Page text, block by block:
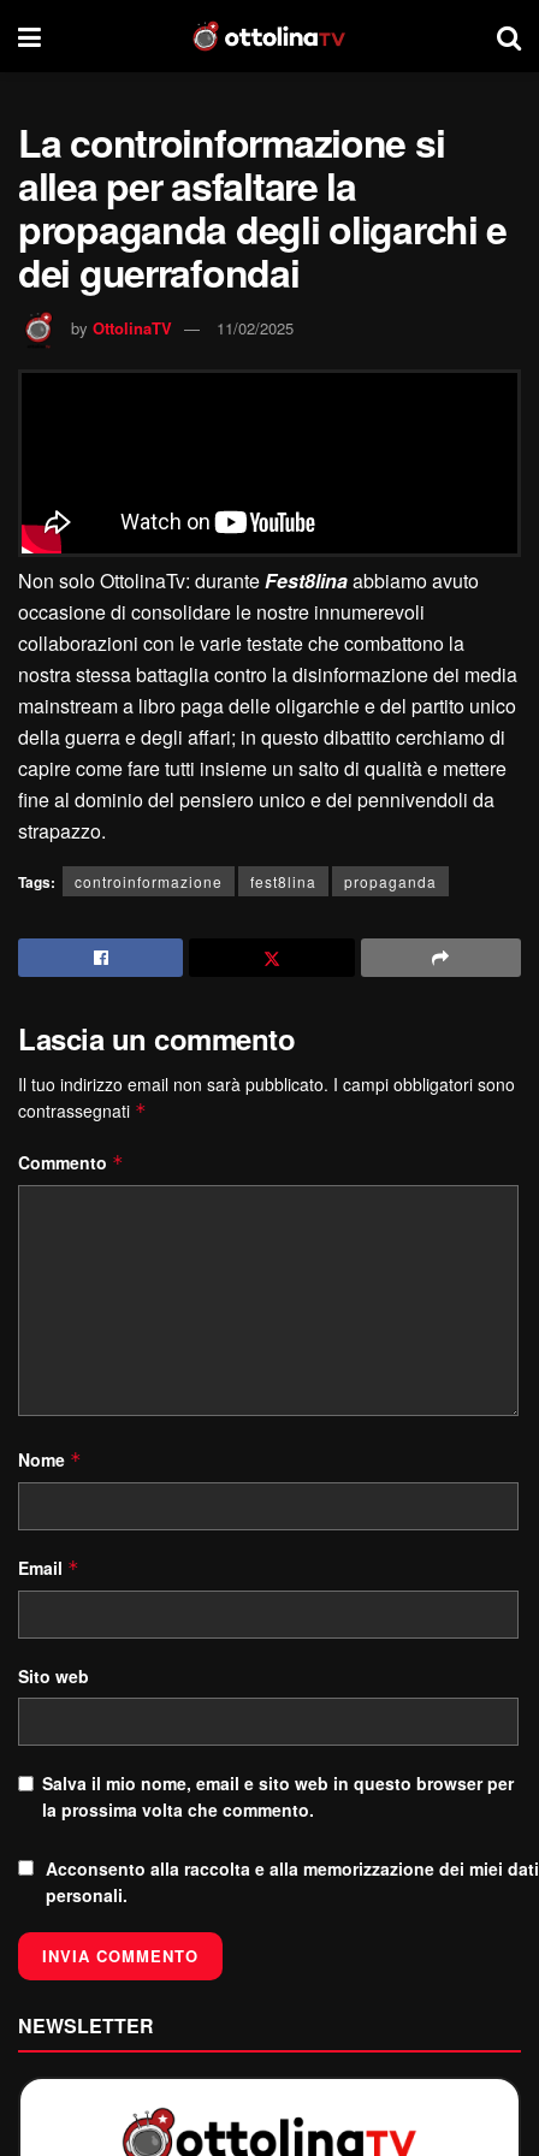
La controinformazione si
allea per asfaltare la
propaganda degli oligarchi e
dei guerrafondai
by OttolinaTV 11/02/2025
Non solo OttolinaTv: duranteFest8linaabbiamo avuto
occasione di consolidare le nostre innumerevoli
collaborazioni con le varie testate che combattono la
nostra stessa battaglia contro la disinformazione dei media
mainstream a libro paga delle oligarchie e del partito unico
della guerra e degli affari; in questo dibattito cerchiamo di
capire come fare tutti insieme un salto di qualità e mettere
fine al dominio del pensiero unico e dei pennivendoli da
strapazzo.
Tags: controinformazione fest8lina propaganda
Lascia un commento
Il tuo indirizzo email non sarà pubblicato. I campi obbligatori sono
contrassegnati *
Commento *
Nome *
Email *
Sito web
Salva il mio nome, email e sito web in questo browser per
la prossima volta che commento.
Acconsento alla raccolta e alla memorizzazione dei miei dati
personali.
NEWSLETTER